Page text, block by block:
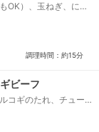
OK）、玉ねぎ、にん
りん、コチジャ
調理時間：約15分
ビーフ
コギのたれ、チュー